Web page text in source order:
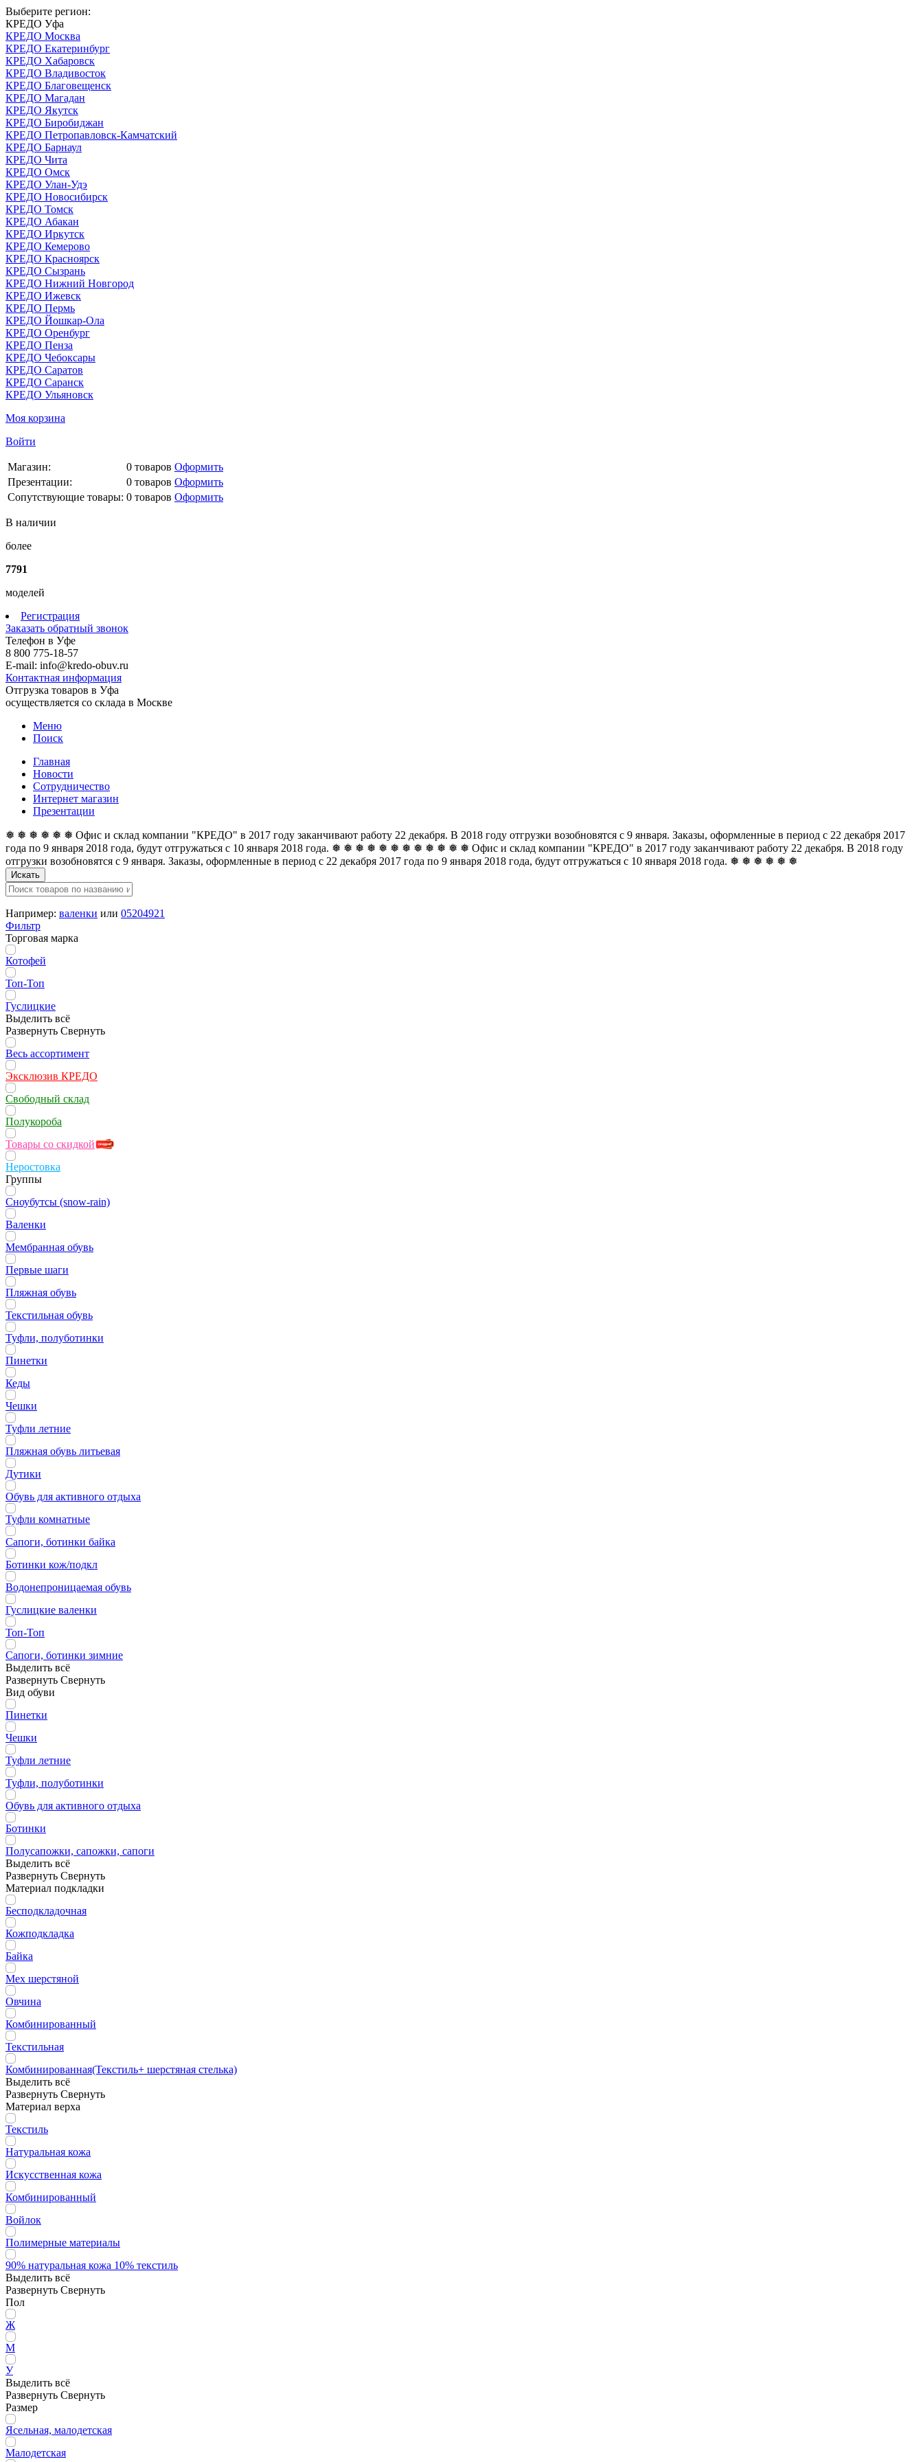
Выберите регион:
КРЕДО Уфа
КРЕДО Москва
КРЕДО Екатеринбург
КРЕДО Хабаровск
КРЕДО Владивосток
КРЕДО Благовещенск
КРЕДО Магадан
КРЕДО Якутск
КРЕДО Биробиджан
КРЕДО Петропавловск-Камчатский
КРЕДО Барнаул
КРЕДО Чита
КРЕДО Омск
КРЕДО Улан-Удэ
КРЕДО Новосибирск
КРЕДО Томск
КРЕДО Абакан
КРЕДО Иркутск
КРЕДО Кемерово
КРЕДО Красноярск
КРЕДО Сызрань
КРЕДО Нижний Новгород
КРЕДО Ижевск
КРЕДО Пермь
КРЕДО Йошкар-Ола
КРЕДО Оренбург
КРЕДО Пенза
КРЕДО Чебоксары
КРЕДО Саратов
КРЕДО Саранск
КРЕДО Ульяновск
Моя корзина
Войти
Магазин: 0 товаров Оформить
Презентации:
0 товаров Оформить
Сопутствующие товары: 0 товаров Оформить
В наличии
более
7791
моделей
Регистрация
Заказать обратный звонок
Телефон в Уфе
8 800 775-18-57
E-mail: info@kredo-obuv.ru
Контактная информация
Отгрузка товаров в Уфа
осуществляется со склада в Москве
Меню
Поиск
Главная
Новости
Сотрудничество
Интернет магазин
Презентации
❅ ❅ ❅ ❅ ❅ ❅ Офис и склад компании "КРЕДО" в 2017 году заканчивают работу 22 декабря. В 2018 году отгрузки возобновятся с 9 января. Заказы, оформленные в период с 22 декабря 2017
года по 9 января 2018 года, будут отгружаться с 10 января 2018 года. ❅ ❅ ❅ ❅ ❅ ❅ ❅ ❅ ❅ ❅ ❅ ❅ Офис и склад компании "КРЕДО" в 2017 году заканчивают работу 22 декабря. В 2018 году
отгрузки возобновятся с 9 января. Заказы, оформленные в период с 22 декабря 2017 года по 9 января 2018 года, будут отгружаться с 10 января 2018 года. ❅ ❅ ❅ ❅ ❅ ❅
Искать
Например: валенки или 05204921
Фильтр
Торговая марка
Котофей
Топ-Топ
Гуслицкие
Выделить всё
Развернуть Свернуть
Весь ассортимент
Эксклюзив КРЕДО
Свободный склад
Полукороба
Товары со скидкой
Неростовка
Группы
Сноубутсы (snow-rain)
Валенки
Мембранная обувь
Первые шаги
Пляжная обувь
Текстильная обувь
Туфли, полуботинки
Пинетки
Кеды
Чешки
Туфли летние
Пляжная обувь литьевая
Дутики
Обувь для активного отдыха
Туфли комнатные
Сапоги, ботинки байка
Ботинки кож/подкл
Водонепроницаемая обувь
Гуслицкие валенки
Топ-Топ
Сапоги, ботинки зимние
Выделить всё
Развернуть Свернуть
Вид обуви
Пинетки
Чешки
Туфли летние
Туфли, полуботинки
Обувь для активного отдыха
Ботинки
Полусапожки, сапожки, сапоги
Выделить всё
Развернуть Свернуть
Материал подкладки
Бесподкладочная
Кожподкладка
Байка
Мех шерстяной
Овчина
Комбинированный
Текстильная
Комбинированная(Текстиль+ шерстяная стелька)
Выделить всё
Развернуть Свернуть
Материал верха
Текстиль
Натуральная кожа
Искусственная кожа
Комбинированный
Войлок
Полимерные материалы
90% натуральная кожа 10% текстиль
Выделить всё
Развернуть Свернуть
Пол
Ж
М
У
Выделить всё
Развернуть Свернуть
Размер
Ясельная, малодетская
Малодетская